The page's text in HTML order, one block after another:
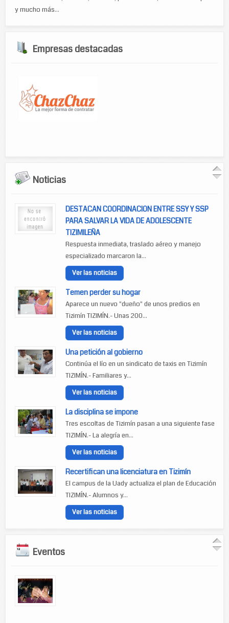
y mucho más...
Empresas destacadas
Noticias
DESTACAN COORDINACION ENTRE SSY Y SSP
PARA SALVAR LA VIDA DE ADOLESCENTE
TIZIMILEÑA
Respuesta inmediata, traslado aéreo y manejo
especializado marcaron la...
Ver las noticias
Temen perder su hogar
Aparece un nuevo "dueño" de unos predios en
Tizimín TIZIMÍN.- Unas 200...
Ver las noticias
Una petición al gobierno
Continúa el lío en un sindicato de taxis en Tizimín
TIZIMÍN.- Familiares y...
Ver las noticias
La disciplina se impone
Tres escoltas de Tizimín pasan a una siguiente fase
TIZIMÍN.- La alegría en...
Ver las noticias
Recertifican una licenciatura en Tizimín
El campus de la Uady actualiza el plan de Educación
TIZIMÍN.- Alumnos y...
Ver las noticias
Eventos